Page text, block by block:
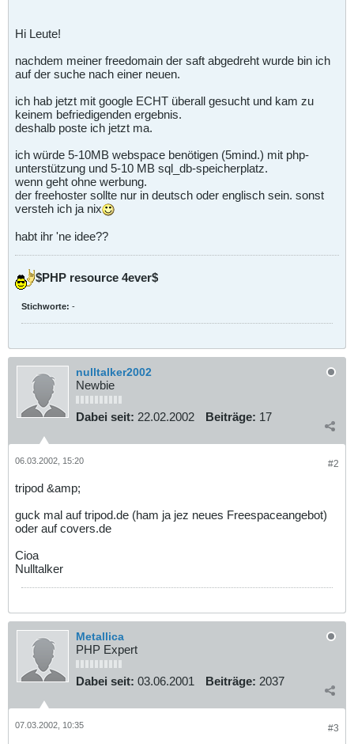
Hi Leute!
nachdem meiner freedomain der saft abgedreht wurde bin ich
auf der suche nach einer neuen.
ich hab jetzt mit google ECHT überall gesucht und kam zu
keinem befriedigenden ergebnis.
deshalb poste ich jetzt ma.
ich würde 5-10MB webspace benötigen (5mind.) mit php-
unterstützung und 5-10 MB sql_db-speicherplatz.
wenn geht ohne werbung.
der freehoster sollte nur in deutsch oder englisch sein. sonst
versteh ich ja nix
habt ihr 'ne idee??
$PHP resource 4ever$
Stichworte: -
nulltalker2002
Newbie
Dabei seit: 22.02.2002 Beiträge: 17
#2
06.03.2002, 15:20
tripod &amp;
guck mal auf tripod.de (ham ja jez neues Freespaceangebot)
oder auf covers.de
Cioa
Nulltalker
Metallica
PHP Expert
Dabei seit: 03.06.2001 Beiträge: 2037
#3
07.03.2002, 10:35